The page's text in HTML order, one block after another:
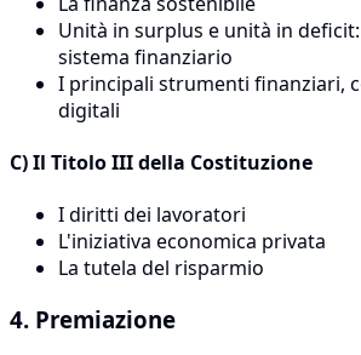
Unità in surplus e unità in
sistema finanziario
I principali strumenti finanziari,
digitali
C) Il Titolo III della Costituzione
I diritti dei lavoratori
L'iniziativa economica privata
La tutela del risparmio
4. Premiazione